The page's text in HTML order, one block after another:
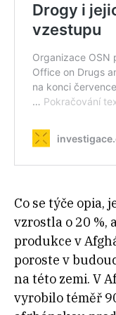
Co se týče opia,
vzrostla o 20 %,
produkce v
poroste v
na této zemi. V
vyrobilo téměř